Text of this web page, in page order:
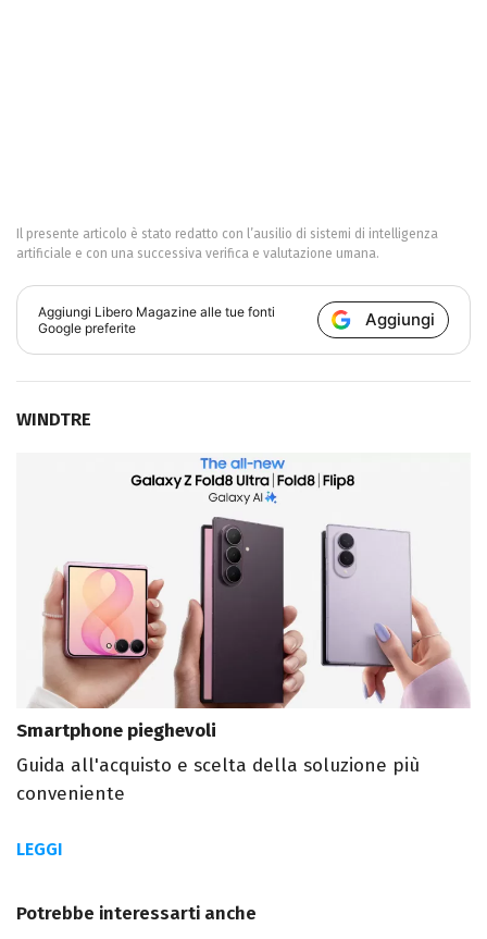
Il presente articolo è stato redatto con l’ausilio di sistemi di intelligenza
artificiale e con una successiva verifica e valutazione umana.
Aggiungi Libero Magazine alle tue fonti
Google preferite
Aggiungi
WINDTRE
Smartphone pieghevoli
Guida all'acquisto e scelta della soluzione più
conveniente
LEGGI
Potrebbe interessarti anche